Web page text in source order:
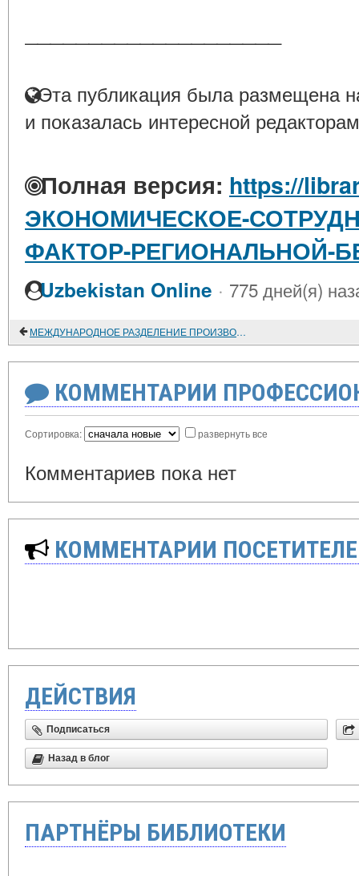
Эта публикация была размещена
и показалась интересной
Полная версия: https://
ЭКОНОМИЧЕСКОЕ-
ФАКТОР-РЕГИОНАЛЬНОЙ-
Uzbekistan Online · 775 дней(я)
МЕЖДУНАРОДНОЕ РАЗДЕЛЕНИЕ ПРОИЗВОДСТВЕННОГО ПРОЦЕССА МЕНЯЕТ ОБЛИК МИРОВОЙ ЭКОНОМИКИ
КОММЕНТАРИИ
Сортировка: развернуть все
Комментариев пока нет
КОММЕНТАРИИ
ДЕЙСТВИЯ
Подписаться
Назад в блог
ПАРТНЁРЫ БИБЛИОТЕКИ